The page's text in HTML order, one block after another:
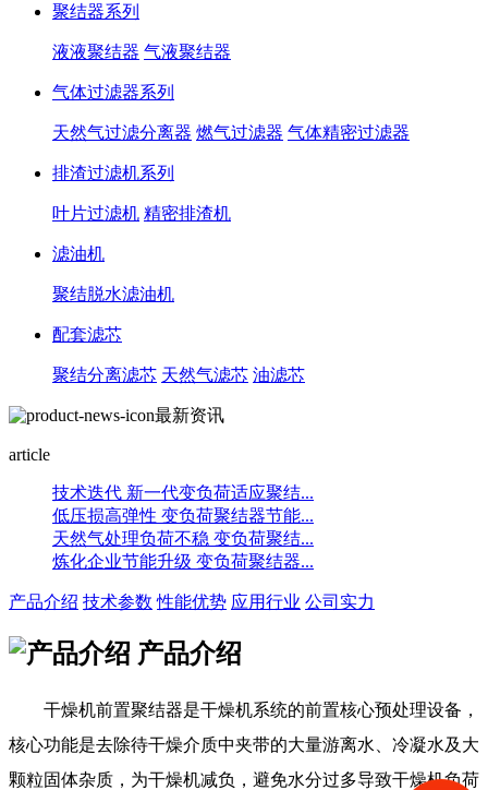
聚结器系列
液液聚结器 气液聚结器
气体过滤器系列
天然气过滤分离器 燃气过滤器 气体精密过滤器
排渣过滤机系列
叶片过滤机 精密排渣机
滤油机
聚结脱水滤油机
配套滤芯
聚结分离滤芯 天然气滤芯 油滤芯
最新资讯
article
技术迭代 新一代变负荷适应聚结...
低压损高弹性 变负荷聚结器节能...
天然气处理负荷不稳 变负荷聚结...
炼化企业节能升级 变负荷聚结器...
产品介绍 技术参数 性能优势 应用行业 公司实力
产品介绍
干燥机前置聚结器是干燥机系统的前置核心预处理设备，
核心功能是去除待干燥介质中夹带的大量游离水、冷凝水及大
颗粒固体杂质，为干燥机减负，避免水分过多导致干燥机负荷